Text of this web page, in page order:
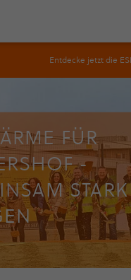
Entdecke jetzt die
FÜR
-